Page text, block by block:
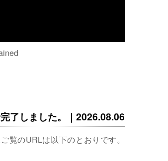
了しました。｜2026.08.06
覧のURLは以下のとおりです。